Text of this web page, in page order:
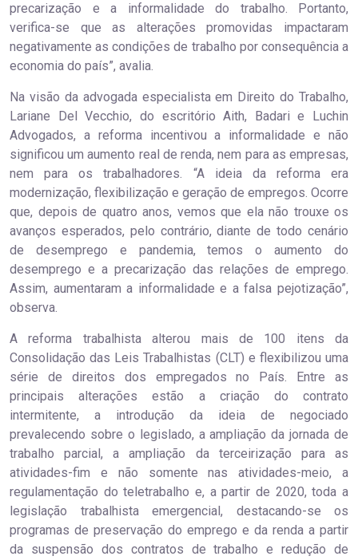
precarização e a informalidade do trabalho. Portanto,
verifica-se que as alterações promovidas impactaram
negativamente as condições de trabalho por consequência a
economia do país”, avalia.
Na visão da advogada especialista em Direito do Trabalho,
Lariane Del Vecchio, do escritório Aith, Badari e Luchin
Advogados, a reforma incentivou a informalidade e não
significou um aumento real de renda, nem para as empresas,
nem para os trabalhadores. “A ideia da reforma era
modernização, flexibilização e geração de empregos. Ocorre
que, depois de quatro anos, vemos que ela não trouxe os
avanços esperados, pelo contrário, diante de todo cenário
de desemprego e pandemia, temos o aumento do
desemprego e a precarização das relações de emprego.
Assim, aumentaram a informalidade e a falsa pejotização”,
observa.
A reforma trabalhista alterou mais de 100 itens da
Consolidação das Leis Trabalhistas (CLT) e flexibilizou uma
série de direitos dos empregados no País. Entre as
principais alterações estão a criação do contrato
intermitente, a introdução da ideia de negociado
prevalecendo sobre o legislado, a ampliação da jornada de
trabalho parcial, a ampliação da terceirização para as
atividades-fim e não somente nas atividades-meio, a
regulamentação do teletrabalho e, a partir de 2020, toda a
legislação trabalhista emergencial, destacando-se os
programas de preservação do emprego e da renda a partir
da suspensão dos contratos de trabalho e redução de